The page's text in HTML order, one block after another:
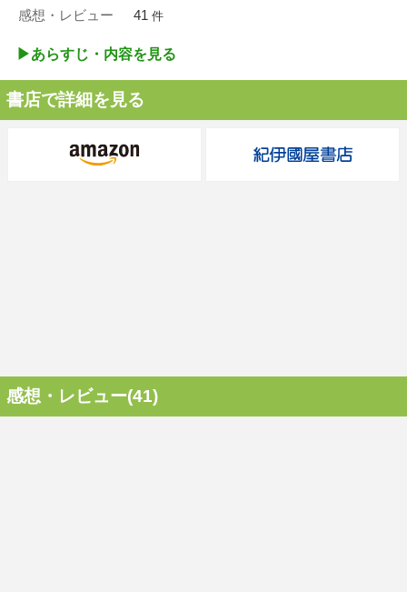
感想・レビュー 41 件
▶︎あらすじ・内容を見る
書店で詳細を見る
感想・レビュー(41)